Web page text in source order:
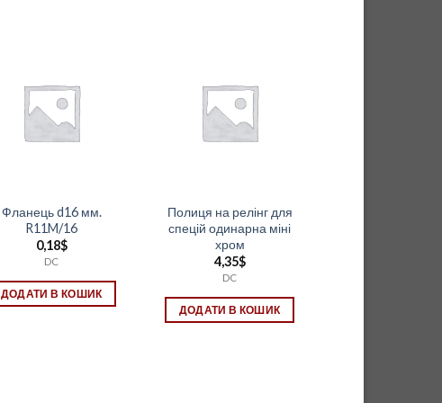
Фланець d16 мм.
R11M/16
0,18$
DC
ДОДАТИ В КОШИК
Полиця на релінг для
спецій одинарна міні
хром
4,35$
DC
ДОДАТИ В КОШИК